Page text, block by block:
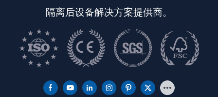
隔离后设备解决方案提供商。